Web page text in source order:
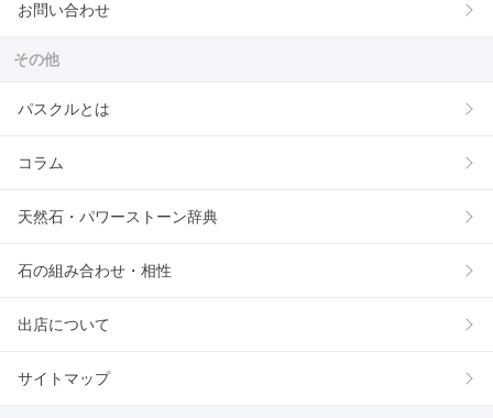
お問い合わせ
その他
パスクルとは
コラム
天然石・パワーストーン辞典
石の組み合わせ・相性
出店について
サイトマップ